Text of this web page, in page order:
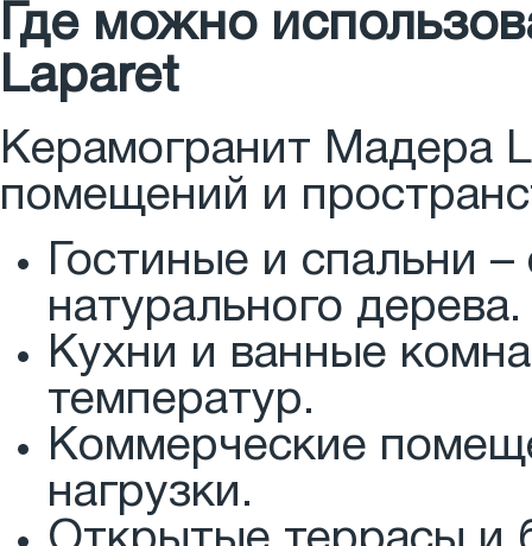
Где можно
Laparet
Керамогранит Мадера
помещений и
Гостиные и спальни
натурального дерева.
Кухни и ванные
температур.
Коммерческие
нагрузки.